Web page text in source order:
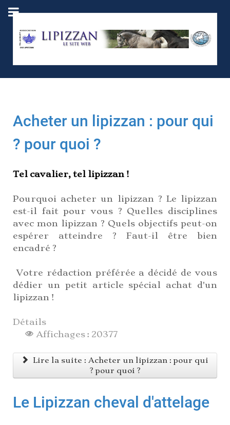
Acheter un lipizzan : pour qui
? pour quoi ?
Tel cavalier, tel lipizzan !
Pourquoi acheter un lipizzan ? Le lipizzan
est-il fait pour vous ? Quelles disciplines
avec mon lipizzan ? Quels objectifs peut-on
espérer atteindre ? Faut-il être bien
encadré ?
Votre rédaction préférée a décidé de vous
dédier un petit article spécial achat d'un
lipizzan !
Détails
Affichages : 20377
Lire la suite : Acheter un lipizzan : pour qui
? pour quoi ?
Le Lipizzan cheval d'attelage